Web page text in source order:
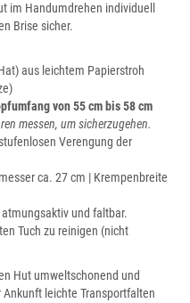
im Handumdrehen individuell
Brise sicher.
aus leichtem Papierstroh
von 55 cm bis 58 cm
messen, um sicherzugehen.
Verengung der
ca. 27 cm | Krempenbreite
und faltbar.
Tuch zu reinigen (nicht
Hut umweltschonend und
leichte Transportfalten